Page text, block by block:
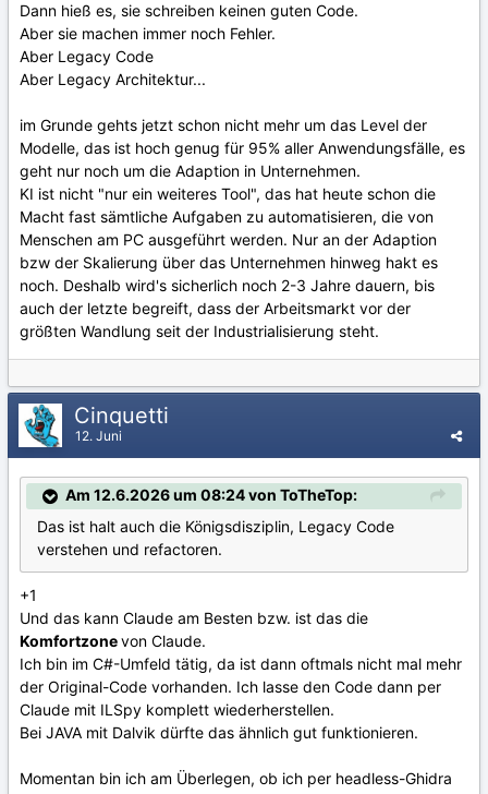
Dann hieß es, sie schreiben keinen guten Code.
Aber sie machen immer noch Fehler.
Aber Legacy Code
Aber Legacy Architektur...
im Grunde gehts jetzt schon nicht mehr um das Level der
Modelle, das ist hoch genug für 95% aller Anwendungsfälle, es
geht nur noch um die Adaption in Unternehmen.
KI ist nicht "nur ein weiteres Tool", das hat heute schon die
Macht fast sämtliche Aufgaben zu automatisieren, die von
Menschen am PC ausgeführt werden. Nur an der Adaption
bzw der Skalierung über das Unternehmen hinweg hakt es
noch. Deshalb wird's sicherlich noch 2-3 Jahre dauern, bis
auch der letzte begreift, dass der Arbeitsmarkt vor der
größten Wandlung seit der Industrialisierung steht.
Cinquetti
12. Juni
Am 12.6.2026 um 08:24 von ToTheTop:
Das ist halt auch die Königsdisziplin, Legacy Code
verstehen und refactoren.
+1
Und das kann Claude am Besten bzw. ist das die
Komfortzonevon Claude.
Ich bin im C#-Umfeld tätig, da ist dann oftmals nicht mal mehr
der Original-Code vorhanden. Ich lasse den Code dann per
Claude mit ILSpy komplett wiederherstellen.
Bei JAVA mit Dalvik dürfte das ähnlich gut funktionieren.
Momentan bin ich am Überlegen, ob ich per headless-Ghidra